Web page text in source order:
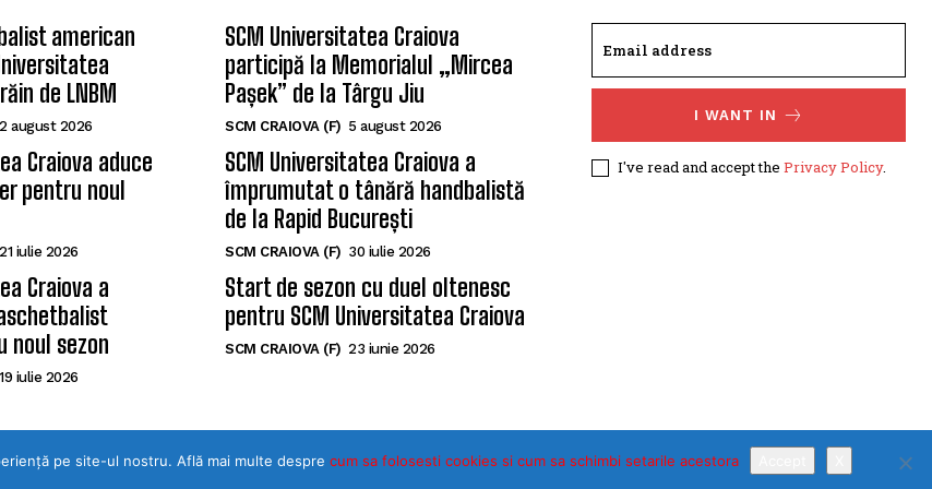
american
de LNBM
2 august 2026
Craiova aduce
pentru noul
21 iulie 2026
noul sezon
CELE MAI CITITE
SCM Universitatea Craiova
participă la Memorialul „Mircea
Pașek” de la Târgu Jiu
SCM CRAIOVA (F) 5 august 2026
SCM Universitatea Craiova a
împrumutat o tânără handbalistă
de la Rapid București
pentru SCM Universitatea Craiova
SCM CRAIOVA (F) 23 iunie 2026
pe site-ul nostru. Află mai multe despre cum sa folosesti cookies si cum sa schimbi setarile acestora